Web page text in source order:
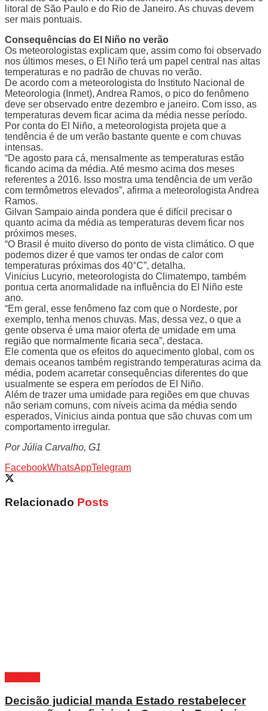
litoral de São Paulo e do Rio de Janeiro. As chuvas devem
ser mais pontuais.
Consequências do El Niño no verão
Os meteorologistas explicam que, assim como foi observado
nos últimos meses, o El Niño terá um papel central nas altas
temperaturas e no padrão de chuvas no verão.
De acordo com a meteorologista do Instituto Nacional de
Meteorologia (Inmet), Andrea Ramos, o pico do fenômeno
deve ser observado entre dezembro e janeiro. Com isso, as
temperaturas devem ficar acima da média nesse período.
Por conta do El Niño, a meteorologista projeta que a
tendência é de um verão bastante quente e com chuvas
intensas.
“De agosto para cá, mensalmente as temperaturas estão
ficando acima da média. Até mesmo acima dos meses
referentes a 2016. Isso mostra uma tendência de um verão
com termômetros elevados”, afirma a meteorologista Andrea
Ramos.
Gilvan Sampaio ainda pondera que é difícil precisar o
quanto acima da média as temperaturas devem ficar nos
próximos meses.
“O Brasil é muito diverso do ponto de vista climático. O que
podemos dizer é que vamos ter ondas de calor com
temperaturas próximas dos 40°C”, detalha.
Vinicius Lucyrio, meteorologista do Climatempo, também
pontua certa anormalidade na influência do El Niño este
ano.
“Em geral, esse fenômeno faz com que o Nordeste, por
exemplo, tenha menos chuvas. Mas, dessa vez, o que a
gente observa é uma maior oferta de umidade em uma
região que normalmente ficaria seca”, destaca.
Ele comenta que os efeitos do aquecimento global, com os
demais oceanos também registrando temperaturas acima da
média, podem acarretar consequências diferentes do que
usualmente se espera em períodos de El Niño.
Além de trazer uma umidade para regiões em que chuvas
não seriam comuns, com níveis acima da média sendo
esperados, Vinicius ainda pontua que são chuvas com um
comportamento irregular.
Por Júlia Carvalho, G1
FacebookWhatsAppTelegram
Relacionado Posts
Decisão judicial manda Estado restabelecer